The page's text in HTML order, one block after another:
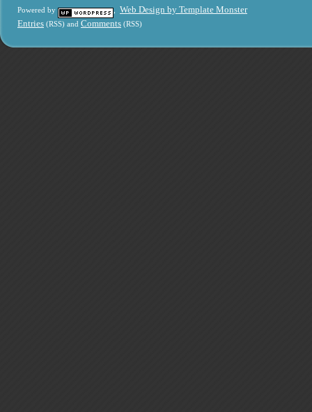
Powered by
Web Design by Template Monster
Entries (RSS) and Comments (RSS)